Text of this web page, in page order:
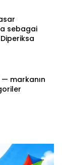
sebagai
markanın